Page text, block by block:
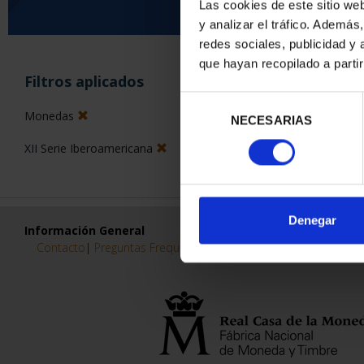
Las cookies de este sitio
y analizar el tráfico.
redes sociales, publicidad y
que hayan recopilado a
consentimiento
NECESARIAS
Denegar
Filtros aplicados
Monedas
XII Serie Iberoamericana
0 Productos
Información General
Contacto | Preguntas Frequentes (FAQs)|Aviso Legal|